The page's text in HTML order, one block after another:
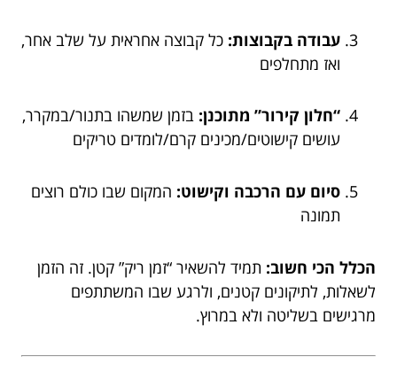
עבודה בקבוצות: כל קבוצה אחראית על שלב אחר,
ואז מתחלפים
“חלון קירור” מתוכנן: בזמן שמשהו בתנור/במקרר,
עושים קישוטים/מכינים קרם/לומדים טריקים
סיום עם הרכבה וקישוט: המקום שבו כולם רוצים
תמונה
הכלל הכי חשוב: תמיד להשאיר “זמן ריק” קטן. זה הזמן
לשאלות, לתיקונים קטנים, ולרגע שבו המשתתפים
מרגישים בשליטה ולא במרוץ.